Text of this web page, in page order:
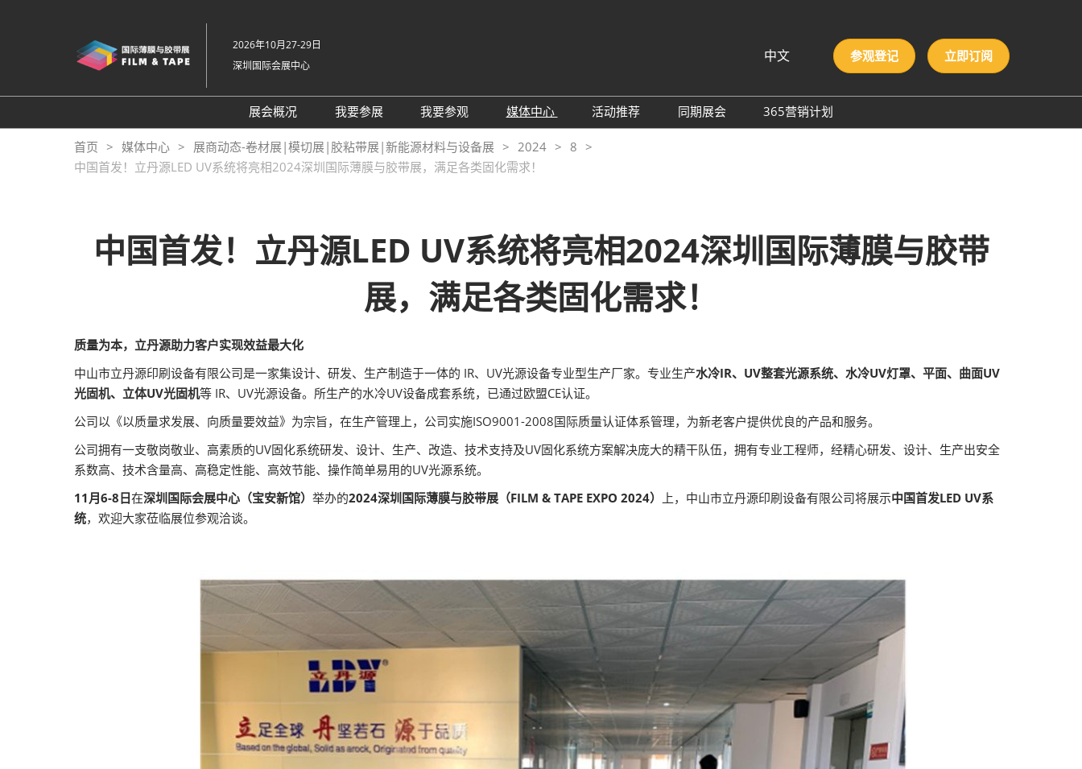
跳
转
容
2026年10月27-29日
深圳国际会展中心
中文
English
한국인
参观登记 立即订阅
展会概况
展会概况
展品范围
关于主办方
展馆平面图
2026越南国际薄膜与胶带展
我要参展
展位预定
展商评语
重点观众
为何参展
商贸配对
我要参观
参观预登记
特邀贵宾
展商说
组团参观
RX Connect 励展通
媒体中心
行业新闻
展会新闻
订阅电邮
活动推荐
同期展会
国际新材料新工艺及色彩展
览会
365营销计划
首页 媒体中心 展商动态-卷材展|模切展|胶粘带展|新能源材料与设备展 2024
8
中国首发！立丹源LED UV系统将亮相2024深圳国际薄膜与胶带展，满足各类固化需求！
中国首发！立丹源LED UV系统将亮相2024深圳国际薄膜与胶带
展，满足各类固化需求！
质量为本，立丹源助力客户实现效益最大化
中山市立丹源印刷设备有限公司是一家集设计、研发、生产制造于一体的 IR、UV光源设备专业型生产厂家。专业生产水冷IR、UV整套光源系统、水冷UV灯罩、平面、曲面UV
光固机、立体UV光固机等 IR、UV光源设备。所生产的水冷UV设备成套系统，已通过欧盟CE认证。
公司以《以质量求发展、向质量要效益》为宗旨，在生产管理上，公司实施ISO9001-2008国际质量认证体系管理，为新老客户提供优良的产品和服务。
公司拥有一支敬岗敬业、高素质的UV固化系统研发、设计、生产、改造、技术支持及UV固化系统方案解决庞大的精干队伍，拥有专业工程师，经精心研发、设计、生产出安全
系数高、技术含量高、高稳定性能、高效节能、操作简单易用的UV光源系统。
11月6-8日在深圳国际会展中心（宝安新馆） 举办的2024深圳国际薄膜与胶带展（FILM & TAPE EXPO 2024） 上，中山市立丹源印刷设备有限公司将展示中国首发LED UV系
统，欢迎大家莅临展位参观洽谈。